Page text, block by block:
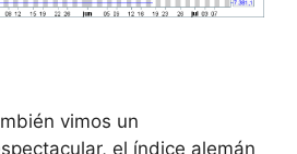
vimos un
el índice alemán